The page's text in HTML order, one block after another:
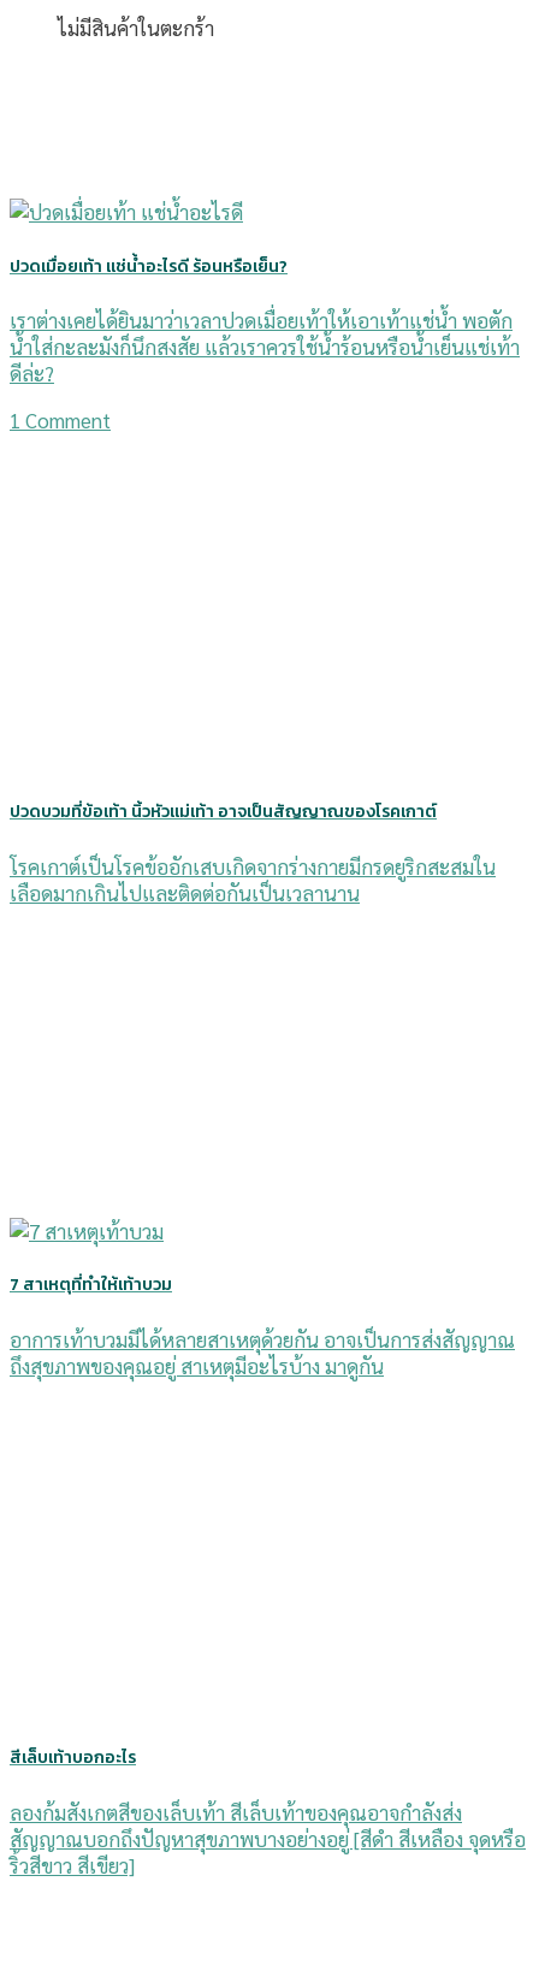
ไม่มีสินค้าในตะกร้า
ปวดเมื่อยเท้า แช่น้ำอะไรดี ร้อนหรือเย็น?
เราต่างเคยได้ยินมาว่าเวลาปวดเมื่อยเท้าให้เอาเท้าแช่น้ำ พอตัก
น้ำใส่กะละมังก็นึกสงสัย แล้วเราควรใช้น้ำร้อนหรือน้ำเย็นแช่เท้า
ดีล่ะ?
1 Comment
ปวดบวมที่ข้อเท้า นิ้วหัวแม่เท้า อาจเป็นสัญญาณของโรคเกาต์
โรคเกาต์เป็นโรคข้ออักเสบเกิดจากร่างกายมีกรดยูริกสะสมใน
เลือดมากเกินไปและติดต่อกันเป็นเวลานาน
7 สาเหตุที่ทำให้เท้าบวม
อาการเท้าบวมมีได้หลายสาเหตุด้วยกัน อาจเป็นการส่งสัญญาณ
ถึงสุขภาพของคุณอยู่ สาเหตุมีอะไรบ้าง มาดูกัน
สีเล็บเท้าบอกอะไร
ลองก้มสังเกตสีของเล็บเท้า สีเล็บเท้าของคุณอาจกำลังส่ง
สัญญาณบอกถึงปัญหาสุขภาพบางอย่างอยู่ [สีดำ สีเหลือง จุดหรือ
ริ้วสีขาว สีเขียว]